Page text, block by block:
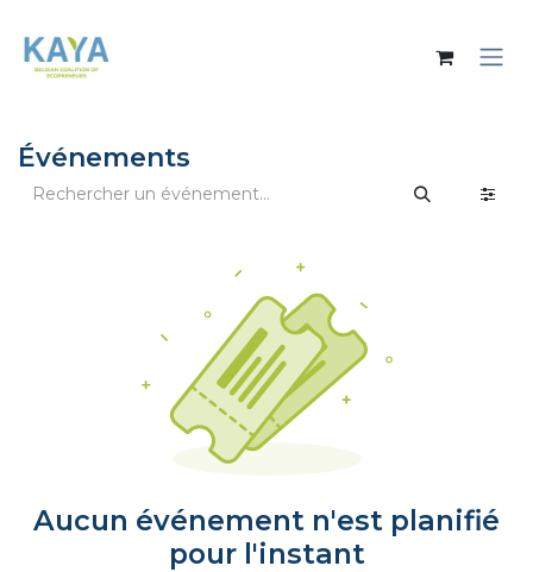
Événements
Aucun événement n'est planifié
pour l'instant